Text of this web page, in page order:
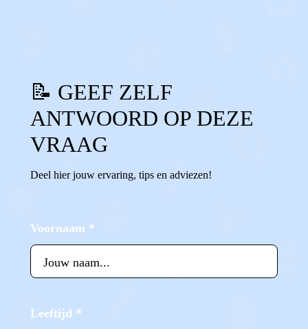
📝 GEEF ZELF
ANTWOORD OP DEZE
VRAAG
Deel hier jouw ervaring, tips en adviezen!
Voornaam *
Leeftijd *